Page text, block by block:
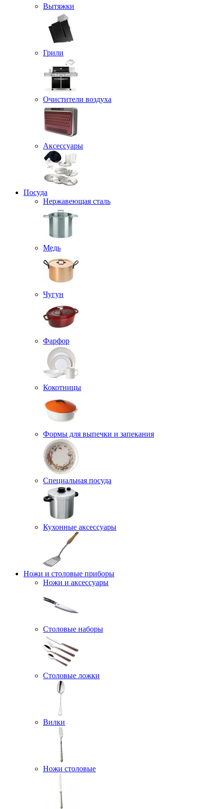
Вытяжки
Грили
Очистители воздуха
Аксессуары
Посуда
Нержавеющая сталь
Медь
Чугун
Фарфор
Кокотницы
Формы для выпечки и запекания
Специальная посуда
Кухонные аксессуары
Ножи и столовые приборы
Ножи и аксессуары
Столовые наборы
Столовые ложки
Вилки
Ножи столовые